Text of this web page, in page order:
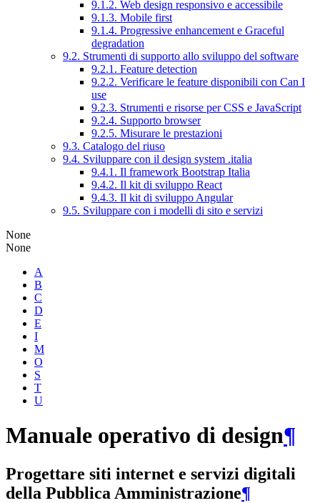
9.1.2. Web design responsivo e accessibile
9.1.3. Mobile first
9.1.4. Progressive enhancement e Graceful
degradation
9.2. Strumenti di supporto allo sviluppo del software
9.2.1. Feature detection
9.2.2. Verificare le feature disponibili con Can I
use
9.2.3. Strumenti e risorse per CSS e JavaScript
9.2.4. Supporto browser
9.2.5. Misurare le prestazioni
9.3. Catalogo del riuso
9.4. Sviluppare con il design system .italia
9.4.1. Il framework Bootstrap Italia
9.4.2. Il kit di sviluppo React
9.4.3. Il kit di sviluppo Angular
9.5. Sviluppare con i modelli di sito e servizi
None
None
A
B
C
D
E
I
M
O
S
T
U
Manuale operativo di design¶
Progettare siti internet e servizi digitali
della Pubblica Amministrazione¶